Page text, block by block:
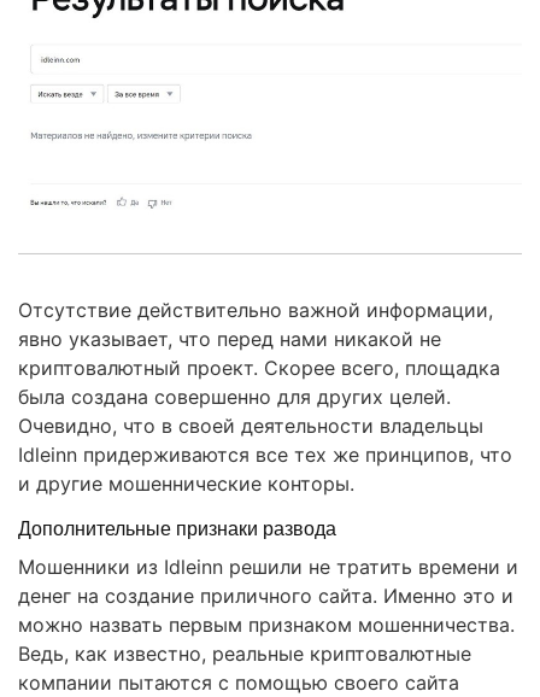
Отсутствие действительно важной информации,
явно указывает, что перед нами никакой не
криптовалютный проект. Скорее всего, площадка
была создана совершенно для других целей.
Очевидно, что в своей деятельности владельцы
Idleinn придерживаются все тех же принципов, что
и другие мошеннические конторы.
Дополнительные признаки развода
Мошенники из Idleinn решили не тратить времени и
денег на создание приличного сайта. Именно это и
можно назвать первым признаком мошенничества.
Ведь, как известно, реальные криптовалютные
компании пытаются с помощью своего сайта